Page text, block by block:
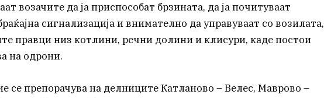
возачите да ја приспособат брзината, да ја почитуваат
сигнализација и внимателно да управуваат со возилата,
правци низ котлини, речни долини и клисури, каде постои
на одрони.
се препорачува на делниците Катланово – Велес, Маврово –